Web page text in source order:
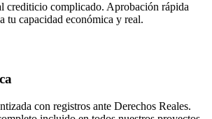
crediticio complicado. Aprobación rápida
tu capacidad económica y real.
con registros ante Derechos Reales.